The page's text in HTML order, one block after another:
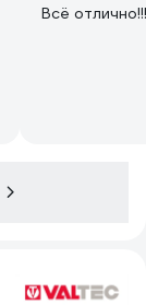
Всё отлично!!!